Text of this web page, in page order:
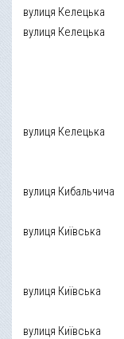
вулиця Келецька
вулиця Келецька
вулиця Келецька
вулиця Кибальчича
вулиця Київська
вулиця Київська
вулиця Київська